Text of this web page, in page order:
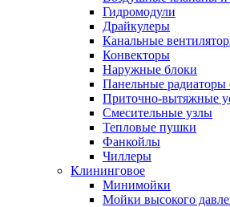
Гидромодули
Драйкулеры
Канальные
Конвекторы
Наружные блоки
Панельные радиаторы
Приточно-вытяжные
Смесительные узлы
Тепловые пушки
Фанкойлы
Чиллеры
Клининговое
Минимойки
Мойки высокого